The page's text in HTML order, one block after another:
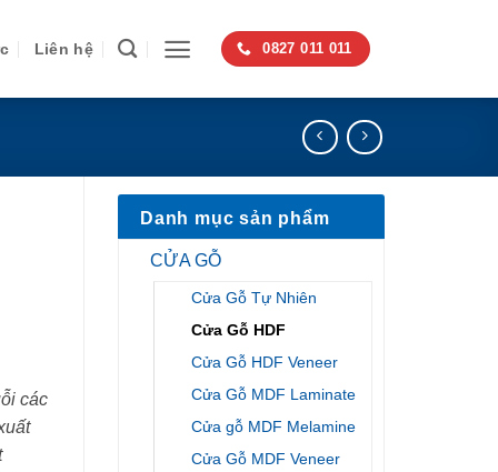
Liên hệ 0827 011 011
Danh mục sản phẩm
CỬA GỖ
Cửa Gỗ Tự Nhiên
Cửa Gỗ HDF
Cửa Gỗ HDF Veneer
Cửa Gỗ MDF Laminate
Cửa gỗ MDF Melamine
Cửa Gỗ MDF Veneer
các